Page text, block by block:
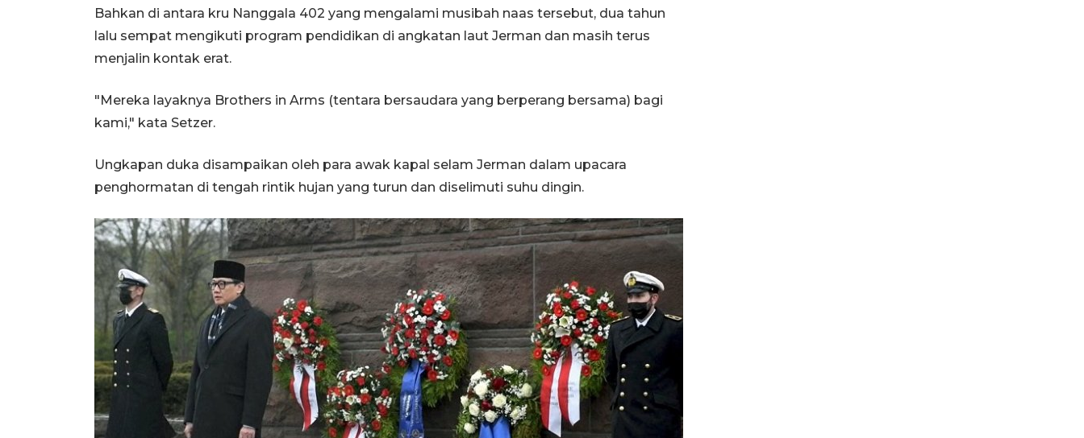
Bahkan di antara kru Nanggala 402 yang mengalami musibah naas tersebut, dua tahun
lalu sempat mengikuti program pendidikan di angkatan laut Jerman dan masih terus
menjalin kontak erat.
"Mereka layaknya Brothers in Arms (tentara bersaudara yang berperang bersama) bagi
kami," kata Setzer.
Ungkapan duka disampaikan oleh para awak kapal selam Jerman dalam upacara
penghormatan di tengah rintik hujan yang turun dan diselimuti suhu dingin.